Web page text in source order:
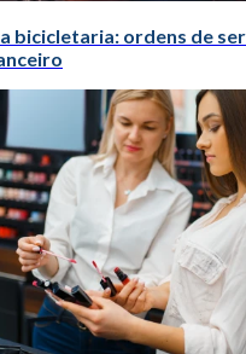
bicicletaria: ordens de